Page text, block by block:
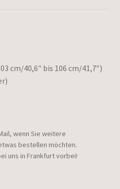
cm/40,6″ bis 106 cm/41,7″)
wenn Sie weitere
bestellen möchten.
uns in Frankfurt vorbei!